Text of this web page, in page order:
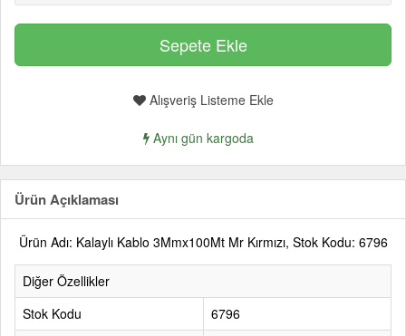
Alışveriş Listeme Ekle
Aynı gün kargoda
Ürün Açıklaması
Ürün Adı: Kalaylı Kablo 3Mmx100Mt Mr Kırmızı, Stok Kodu: 6796
Diğer Özellikler
Stok Kodu
6796